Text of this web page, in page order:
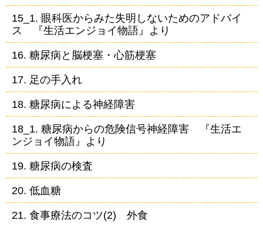
15_1. 眼科医からみた失明しないためのアドバイ
ス 『生活エンジョイ物語』より
16. 糖尿病と脳梗塞・心筋梗塞
17. 足の手入れ
18. 糖尿病による神経障害
18_1. 糖尿病からの危険信号神経障害 『生活エ
ンジョイ物語』より
19. 糖尿病の検査
20. 低血糖
21. 食事療法のコツ(2) 外食